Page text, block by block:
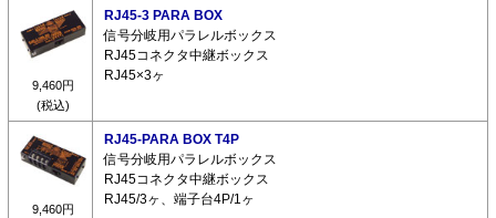
9,460円
(税込)
RJ45-3 PARA BOX
信号分岐用パラレルボックス
RJ45コネクタ中継ボックス
RJ45×3ヶ
9,460円
RJ45-PARA BOX T4P
信号分岐用パラレルボックス
RJ45コネクタ中継ボックス
RJ45/3ヶ、端子台4P/1ヶ